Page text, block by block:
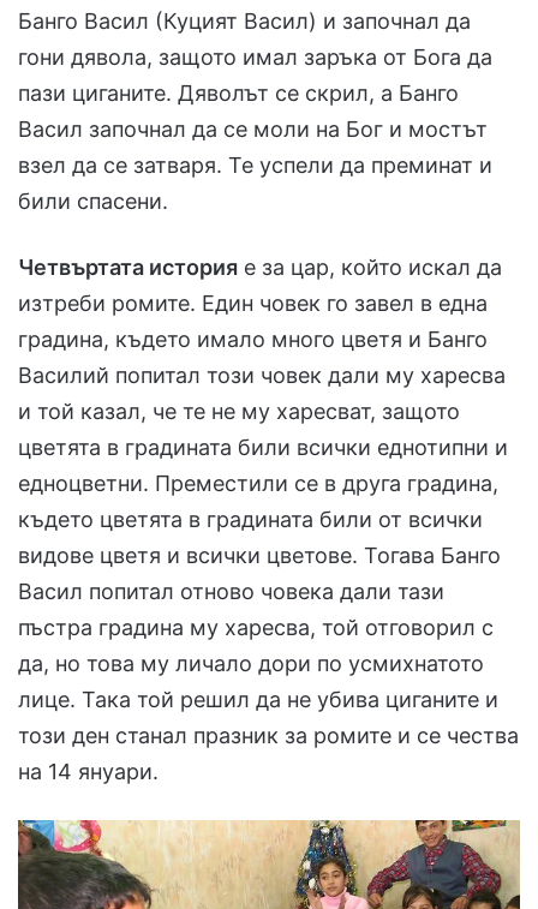
Банго Васил (Куцият Васил) и започнал да
гони дявола, защото имал заръка от Бога да
пази циганите. Дяволът се скрил, а Банго
Васил започнал да се моли на Бог и мостът
взел да се затваря. Те успели да преминат и
били спасени.
Четвъртата история е за цар, който искал да
изтреби ромите. Един човек го завел в една
градина, където имало много цветя и Банго
Василий попитал този човек дали му харесва
и той казал, че те не му харесват, защото
цветята в градината били всички еднотипни и
едноцветни. Преместили се в друга градина,
където цветята в градината били от всички
видове цветя и всички цветове. Тогава Банго
Васил попитал отново човека дали тази
пъстра градина му харесва, той отговорил с
да, но това му личало дори по усмихнатото
лице. Така той решил да не убива циганите и
този ден станал празник за ромите и се чества
на 14 януари.